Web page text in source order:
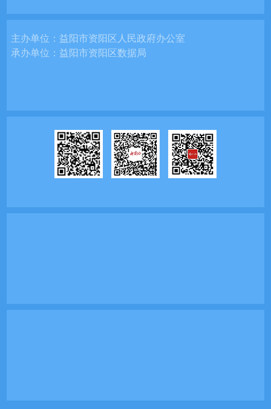
主办单位：益阳市资阳区人民政府办公室
承办单位：益阳市资阳区数据局